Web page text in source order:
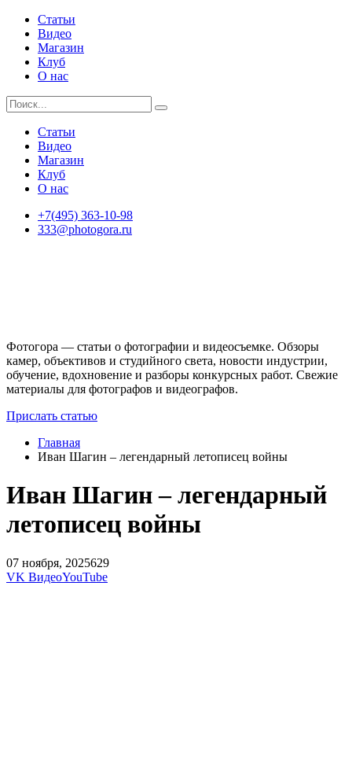
Статьи
Видео
Магазин
Клуб
О нас
Статьи
Видео
Магазин
Клуб
О нас
+7(495) 363-10-98
333@photogora.ru
Фотогора — статьи о фотографии и видеосъемке. Обзоры
камер, объективов и студийного света, новости индустрии,
обучение, вдохновение и разборы конкурсных работ. Свежие
материалы для фотографов и видеографов.
Прислать статью
Главная
Иван Шагин – легендарный летописец войны
Иван Шагин – легендарный
летописец войны
07 ноября, 2025629
VK ВидеоYouTube